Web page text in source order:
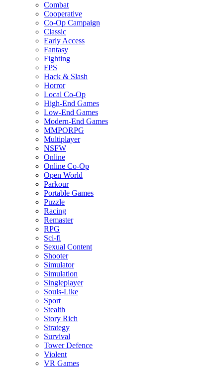
Combat
Cooperative
Co-Op Campaign
Classic
Early Access
Fantasy
Fighting
FPS
Hack & Slash
Horror
Local Co-Op
High-End Games
Low-End Games
Modern-End Games
MMPORPG
Multiplayer
NSFW
Online
Online Co-Op
Open World
Parkour
Portable Games
Puzzle
Racing
Remaster
RPG
Sci-fi
Sexual Content
Shooter
Simulator
Simulation
Singleplayer
Souls-Like
Sport
Stealth
Story Rich
Strategy
Survival
Tower Defence
Violent
VR Games